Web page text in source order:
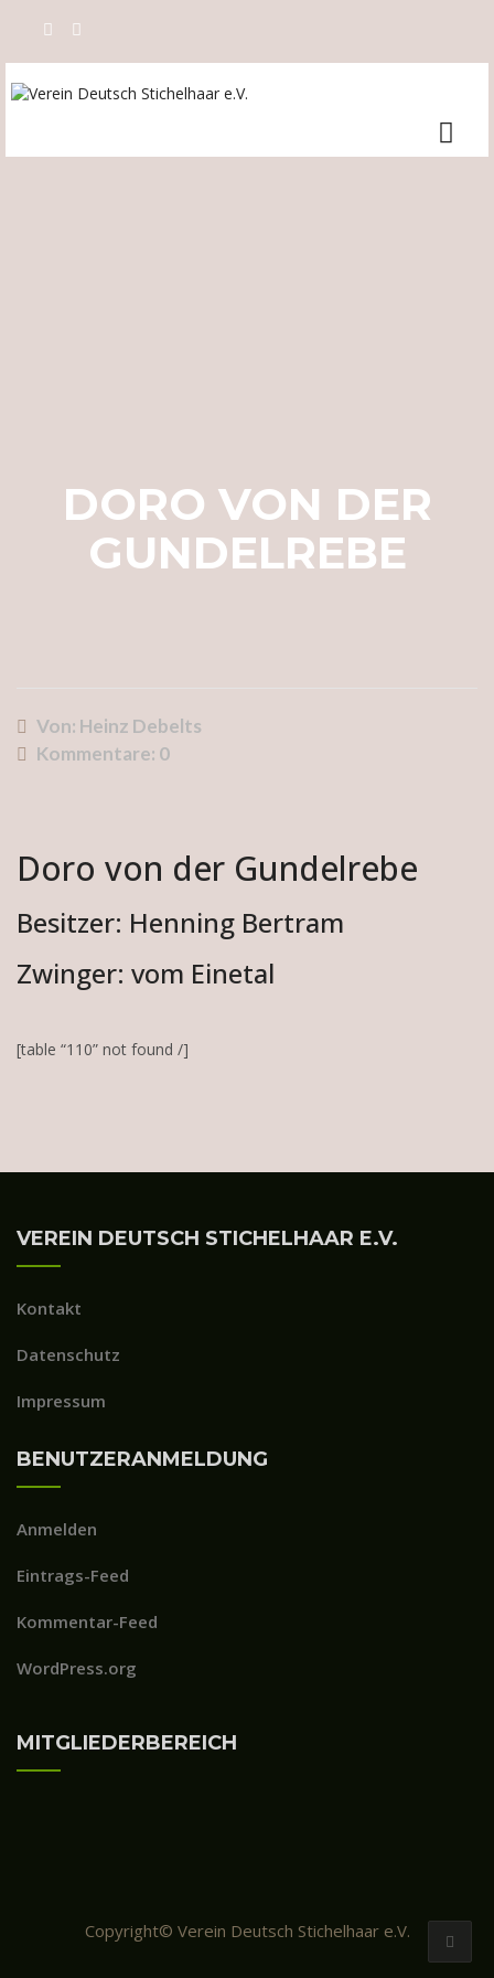
DORO VON DER
GUNDELREBE
Von: Heinz Debelts
Kommentare: 0
Doro von der Gundelrebe
Besitzer: Henning Bertram
Zwinger: vom Einetal
[table “110” not found /]
VEREIN DEUTSCH STICHELHAAR E.V.
Kontakt
Datenschutz
Impressum
BENUTZERANMELDUNG
Anmelden
Eintrags-Feed
Kommentar-Feed
WordPress.org
MITGLIEDERBEREICH
Copyright© Verein Deutsch Stichelhaar e.V.